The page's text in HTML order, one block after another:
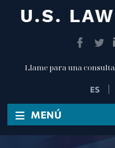
Llame para una consulta
≡ MENÚ